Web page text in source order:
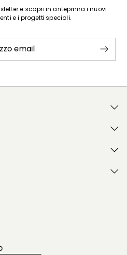
e scopri in anteprima i nuovi
e i progetti speciali.
email